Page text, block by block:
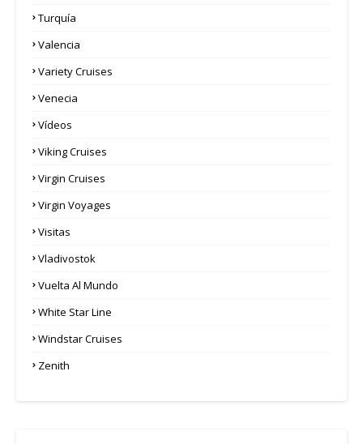
Turquía
Valencia
Variety Cruises
Venecia
Vídeos
Viking Cruises
Virgin Cruises
Virgin Voyages
Visitas
Vladivostok
Vuelta Al Mundo
White Star Line
Windstar Cruises
Zenith